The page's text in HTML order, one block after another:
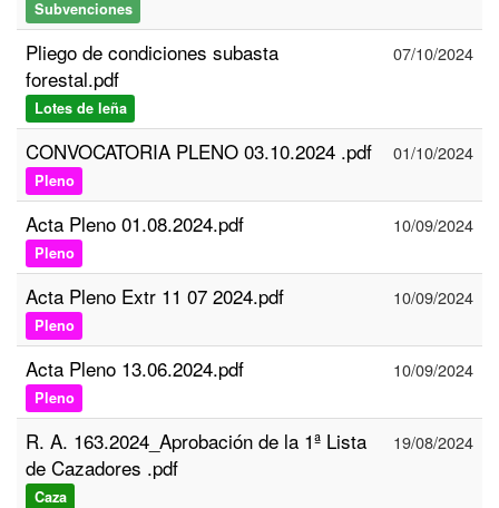
Subvenciones
Pliego de condiciones subasta
forestal.pdf
Lotes de leña
07/10/2024
CONVOCATORIA PLENO 03.10.2024 .pdf
Pleno
01/10/2024
Acta Pleno 01.08.2024.pdf
Pleno
10/09/2024
Acta Pleno Extr 11 07 2024.pdf
Pleno
10/09/2024
Acta Pleno 13.06.2024.pdf
Pleno
10/09/2024
R. A. 163.2024_Aprobación de la 1ª Lista
de Cazadores .pdf
Caza
19/08/2024